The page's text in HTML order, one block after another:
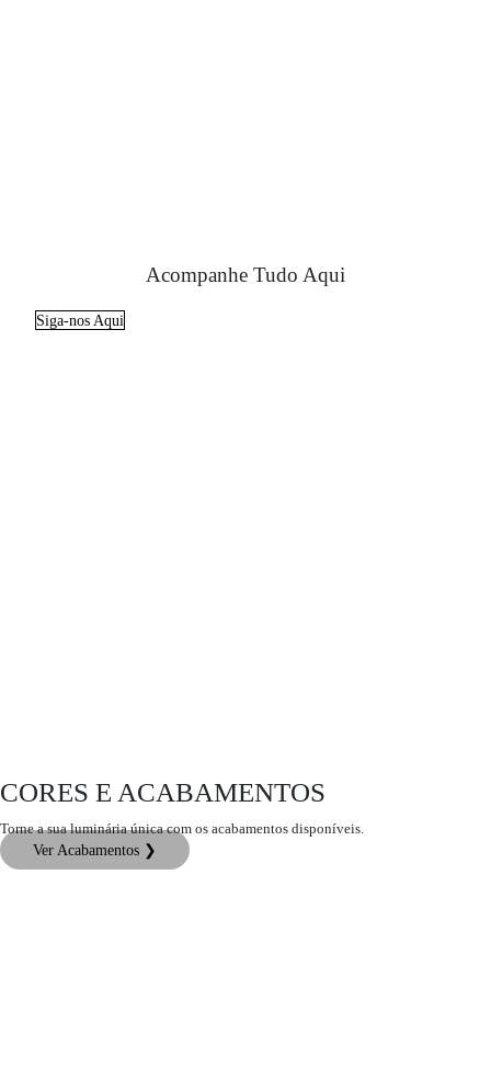
Acompanhe Tudo Aqui
Siga-nos Aqui
CORES E ACABAMENTOS
Torne a sua luminária única com os acabamentos disponíveis.
Ver Acabamentos ❯